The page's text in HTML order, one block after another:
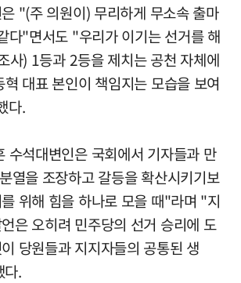
"(주 의원이) 무리하게 무소속 출마
다"면서도 "우리가 이기는 선거를 해
사) 1등과 2등을 제치는 공천 자체에
대표 본인이 책임지는 모습을 보여
다.
수석대변인은 국회에서 기자들과 만
열을 조장하고 갈등을 확산시키기보
위해 힘을 하나로 모을 때"라며 "지
은 오히려 민주당의 선거 승리에 도
당원들과 지지자들의 공통된 생
다.